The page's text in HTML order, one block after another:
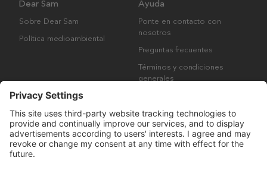
Dear Sam
Sobre Dear Sam
Política medioambiental
Ayuda
Ponte en contacto con
nosotros
Preguntas frecuentes
Términos y condiciones
generales
Derechos de autor © Many Brands AB 2023. Todos los derechos